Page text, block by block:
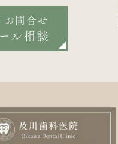
お問合せ
ル相談